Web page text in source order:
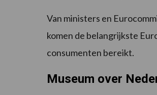
Van ministers en
komen de belangrijkste
consumenten bereikt.
Museum over